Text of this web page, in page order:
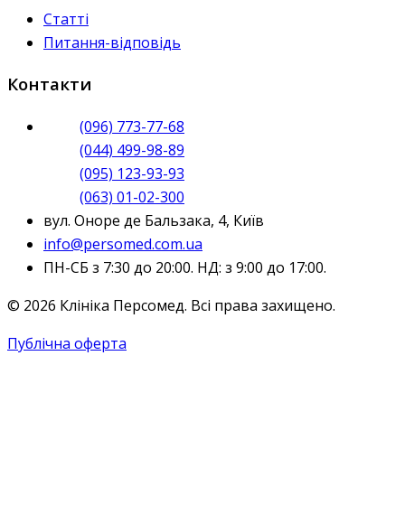
Статті
Питання-відповідь
Контакти
(096) 773-77-68
(044) 499-98-89
(095) 123-93-93
(063) 01-02-300
вул. Оноре де Бальзака, 4, Київ
info@persomed.com.ua
ПН-СБ з 7:30 до 20:00. НД: з 9:00 до 17:00.
© 2026 Клініка Персомед. Всі права захищено.
Публічна оферта